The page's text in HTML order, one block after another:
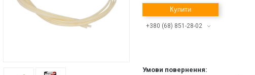
Купити
+380 (68) 851-28-02